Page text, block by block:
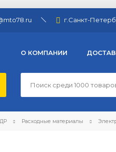
г.Санкт-
О КОМПАНИИ
Расходные материалы